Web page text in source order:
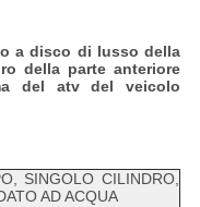
a disco di lusso della
della parte anteriore
del atv del veicolo
SINGOLO CILINDRO,
AD ACQUA